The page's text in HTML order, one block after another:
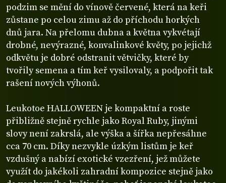
podzim se mění do vínově červené, která na keři
zůstane po celou zimu až do příchodu horkých
dnů jara. Na přelomu dubna a května vykvétají
drobné, nevýrazné, konvalinkové květy, po jejichž
odkvětu je dobré odstranit větvičky, které by
tvořily semena a tím keř vysilovaly, a podpořit tak
rašení nových výhonů.
Leukotoe HALLOWEEN je kompaktní a roste
přibližně stejně rychle jako Royal Ruby, jinými
slovy není zakrslá, ale výška a šířka nepřesáhne
cca 70 cm. Díky nezvykle úzkým listům je keř
vzdušný a nabízí exotické vzezření, jež můžete
využít do jakékoli zahradní kompozice stejně jako